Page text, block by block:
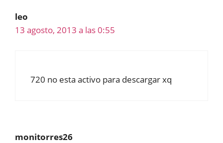
leo
13 agosto, 2013 a las 0:55
720 no esta activo para descargar xq
monitorres26